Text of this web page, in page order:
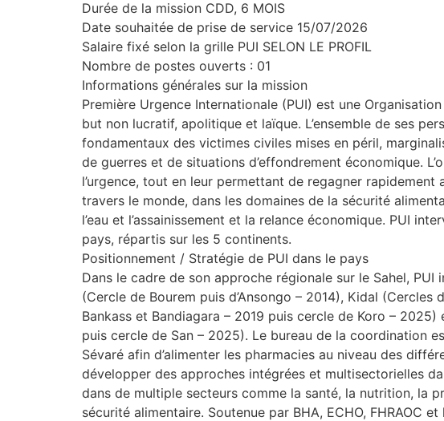
Durée de la mission CDD, 6 MOIS
Date souhaitée de prise de service 15/07/2026
Salaire fixé selon la grille PUI SELON LE PROFIL
Nombre de postes ouverts : 01
Informations générales sur la mission
Première Urgence Internationale (PUI) est une
but non lucratif, apolitique et laïque. L’ensemble de ses
fondamentaux des victimes civiles mises en péril,
de guerres et de situations d’effondrement économique.
l’urgence, tout en leur permettant de regagner
travers le monde, dans les domaines de la sécurité
l’eau et l’assainissement et la relance économique. PUI
pays, répartis sur les 5 continents.
Positionnement / Stratégie de PUI dans le pays
Dans le cadre de son approche régionale sur le Sahel,
(Cercle de Bourem puis d’Ansongo – 2014), Kidal
Bankass et Bandiagara – 2019 puis cercle de Koro –
puis cercle de San – 2025). Le bureau de la coordination
Sévaré afin d’alimenter les pharmacies au niveau des
développer des approches intégrées et multisectorielles
dans de multiple secteurs comme la santé, la nutrition, la
sécurité alimentaire. Soutenue par BHA, ECHO, FHRAOC